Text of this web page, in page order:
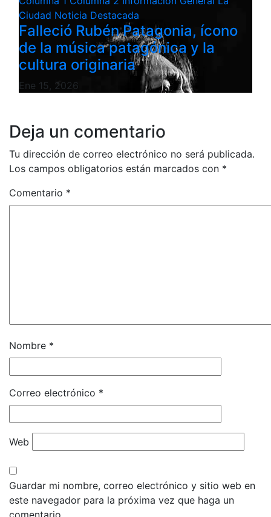
Ciudad Noticia Destacada
Falleció Rubén Patagonia, ícono
de la música patagónica y la
cultura originaria
Ene 15, 2026
Deja un comentario
Tu dirección de correo electrónico no será publicada.
Los campos obligatorios están marcados con *
Comentario *
Nombre *
Correo electrónico *
Web
Guardar mi nombre, correo electrónico y sitio web en
este navegador para la próxima vez que haga un
comentario.